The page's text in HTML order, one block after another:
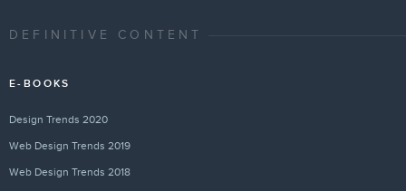
DEFINITIVE CONTENT
E-BOOKS
Design Trends 2020
Web Design Trends 2019
Web Design Trends 2018